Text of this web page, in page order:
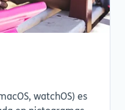
watchOS) es